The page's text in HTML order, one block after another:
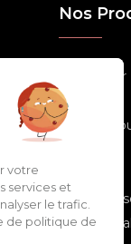
Nos
> Relooker
> Habiller
>
>
>